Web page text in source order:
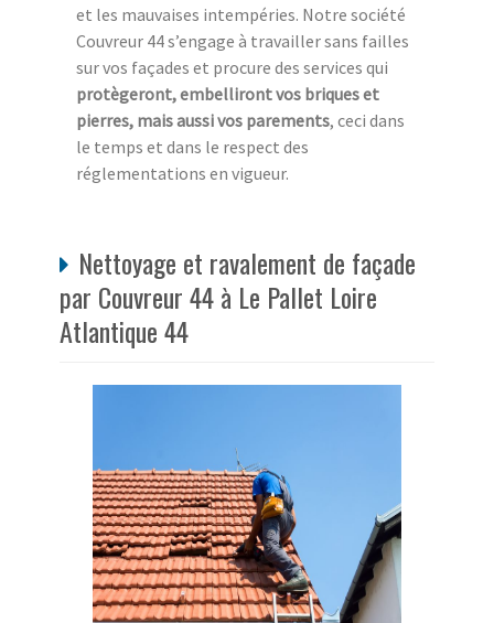
et les mauvaises intempéries. Notre société
Couvreur 44 s’engage à travailler sans failles
sur vos façades et procure des services qui
protègeront, embelliront vos briques et
pierres, mais aussi vos parements, ceci dans
le temps et dans le respect des
réglementations en vigueur.
Nettoyage et ravalement de façade
par Couvreur 44 à Le Pallet Loire
Atlantique 44